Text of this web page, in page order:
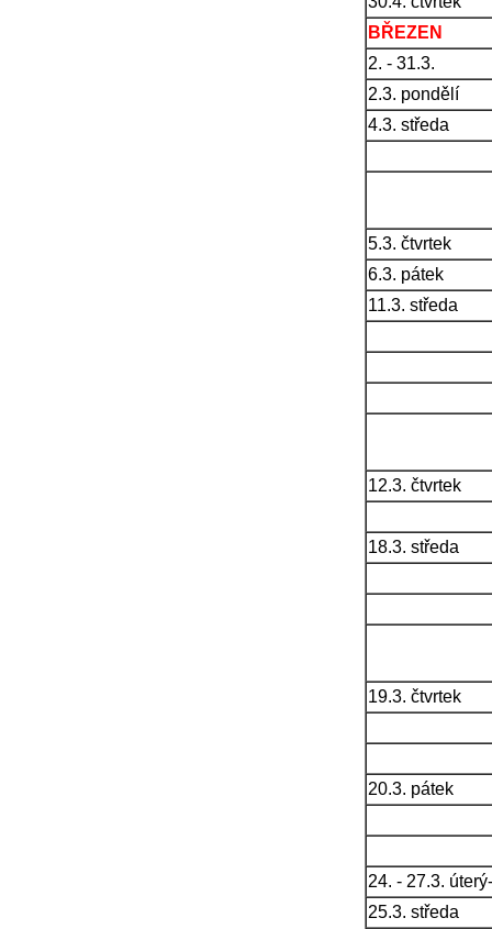
BŘEZEN
2. - 31.3.
2.3. pondělí
4.3. středa
5.3. čtvrtek
6.3. pátek
11.3. středa
12.3. čtvrtek
18.3. středa
19.3. čtvrtek
20.3. pátek
24. - 27.3.
25.3. středa